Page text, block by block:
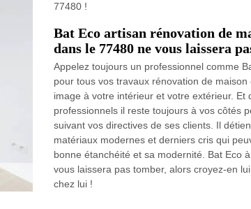
77480 !
Bat Eco artisan rénovation de
dans le 77480 ne vous laissera
Appelez toujours un professionnel comme
pour tous vos travaux rénovation de
image à votre intérieur et votre extérieur. Et
professionnels il reste toujours à vos côtés
suivant vos directives de ses clients. Il
matériaux modernes et derniers cris qui
bonne étanchéité et sa modernité. Bat Eco
vous laissera pas tomber, alors croyez-en
chez lui !